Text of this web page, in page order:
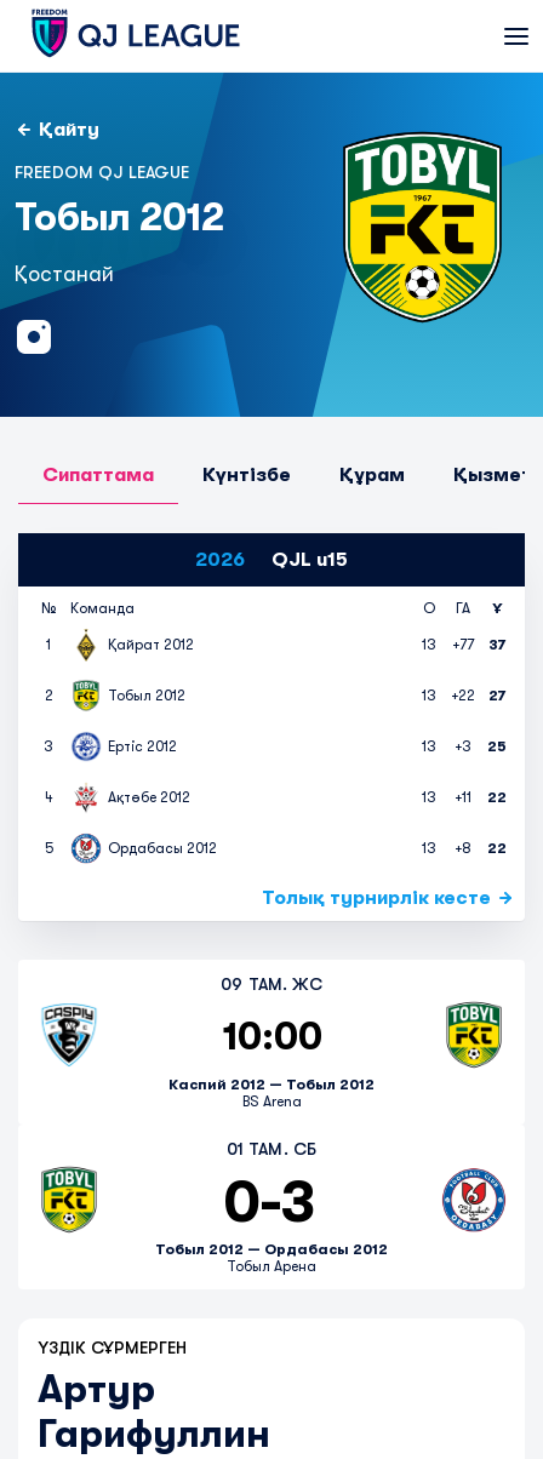
Қайту
FREEDOM QJ LEAGUE
Тобыл 2012
Қостанай
Сипаттама Күнтізбе Құрам
2026 QJL u15
№ Команда О ГА Ұ
1 Қайрат 2012 13 +77 37
2 Тобыл 2012 13 +22 27
3 Ертіс 2012 13 +3 25
4 Ақтөбе 2012 13 +11 22
5 Ордабасы 2012 13 +8 22
Толық турнирлік кесте
01 ТАМ. СБ
0-3
Тобыл 2012 — Ордабасы 2012
Тобыл Арена
09 ТАМ. ЖС
10:00
Каспий 2012 — Тобыл 2012
BS Arena
ҮЗДІК СҰРМЕРГЕН
Артур
Гарифуллин